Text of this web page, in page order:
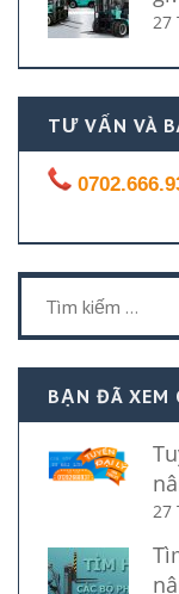
27
TƯ VẤN VÀ
kiếm
cho:
BẠN ĐÃ XEM
27